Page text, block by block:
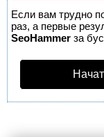
Если вам трудно
раз, а первые
SeoHammer за